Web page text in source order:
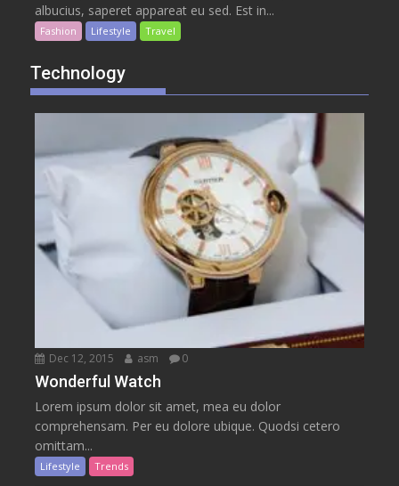
albucius, saperet appareat eu sed. Est in...
Fashion Lifestyle Travel
Technology
Dec 12, 2015 asm 0
Wonderful Watch
Lorem ipsum dolor sit amet, mea eu dolor
comprehensam. Per eu dolore ubique. Quodsi cetero
omittam...
Lifestyle Trends